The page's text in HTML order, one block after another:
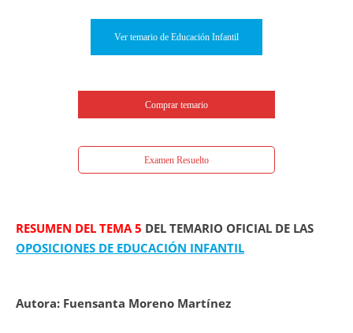
Ver temario de Educación Infantil
Comprar temario
Examen Resuelto
RESUMEN DEL TEMA 5 DEL TEMARIO OFICIAL DE LAS
OPOSICIONES DE EDUCACIÓN INFANTIL
Autora: Fuensanta Moreno Martínez